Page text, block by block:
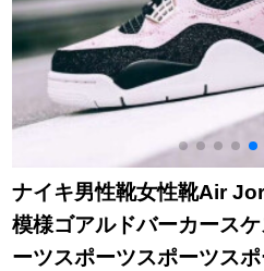
ナイキ男性靴女性靴Air
模様ゴアルドバーカース
ーツスポーツスポーツス